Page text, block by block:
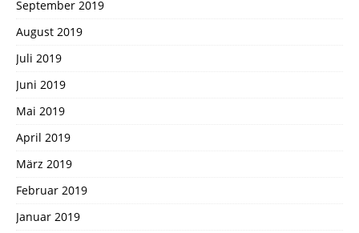
September 2019
August 2019
Juli 2019
Juni 2019
Mai 2019
April 2019
März 2019
Februar 2019
Januar 2019